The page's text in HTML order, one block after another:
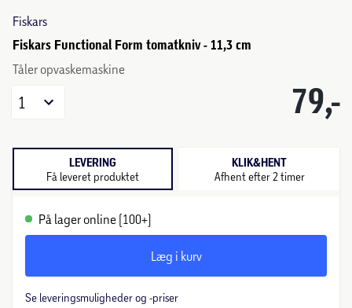
Fiskars
Fiskars Functional Form tomatkniv - 11,3 cm
Tåler opvaskemaskine
79,-
1
LEVERING
Få leveret produktet
KLIK&HENT
Afhent efter 2 timer
På lager online (100+)
Læg i kurv
Se leveringsmuligheder og -priser